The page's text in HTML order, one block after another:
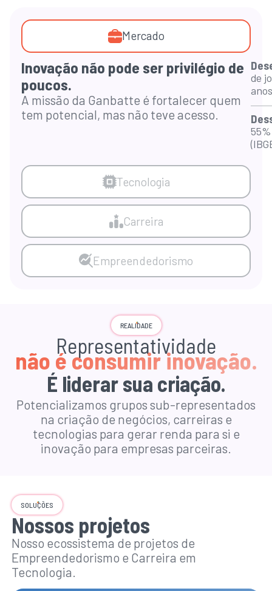
Mercado
Tecnologia
Carreira
Empreendedorismo
Inovação não pode ser privilégio de
poucos.
A missão da Ganbatte é fortalecer quem
tem potencial, mas não teve acesso.
de
REALIDADE
Representatividade
não é consumir inovação.
É liderar sua criação.
Potencializamos grupos sub-representados
na criação de negócios, carreiras e
tecnologias para gerar renda para si e
inovação para empresas parceiras.
SOLUÇÕES
Nossos projetos
Nosso ecossistema de projetos de
Empreendedorismo e Carreira em
Tecnologia.